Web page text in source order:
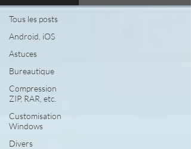
Tous les posts
Android, iOS
Astuces
Bureautique
Compression
ZIP, RAR, etc.
Customisation
Windows
Divers